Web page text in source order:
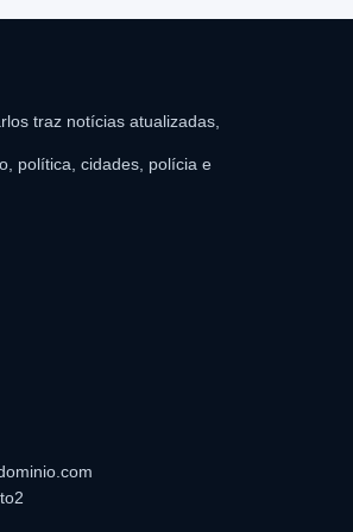
legais.
traz notícias atualizadas,
política, cidades, polícia e